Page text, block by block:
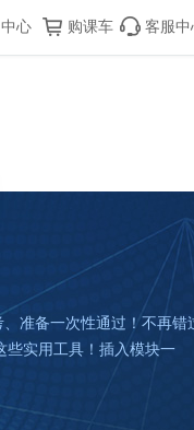
心 购课车 客服中
准备一次性通过！不再
些实用工具！插入模块一